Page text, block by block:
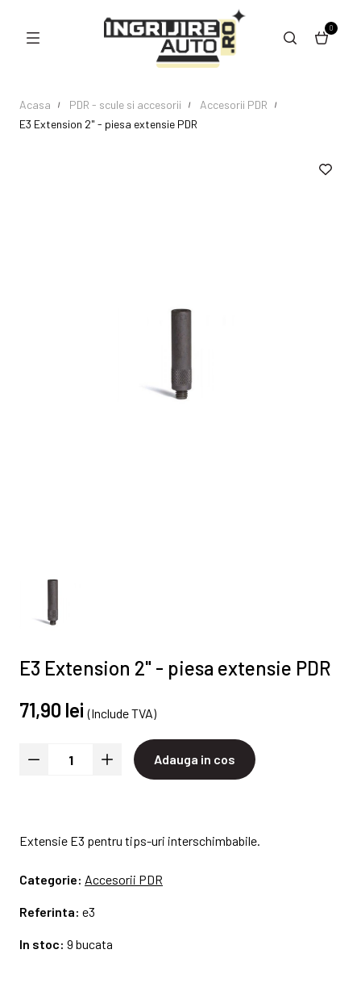
0
Acasa PDR - scule si accesorii
Accesorii PDR
E3 Extension 2" - piesa extensie PDR
E3 Extension 2" - piesa extensie PDR
71,90 lei (Include TVA)
Adauga in cos
Extensie E3 pentru tips-uri interschimbabile.
Categorie: Accesorii PDR
Referinta: e3
In stoc: 9 bucata